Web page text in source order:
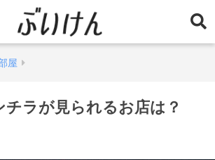
屋
チラが見られるお店は？